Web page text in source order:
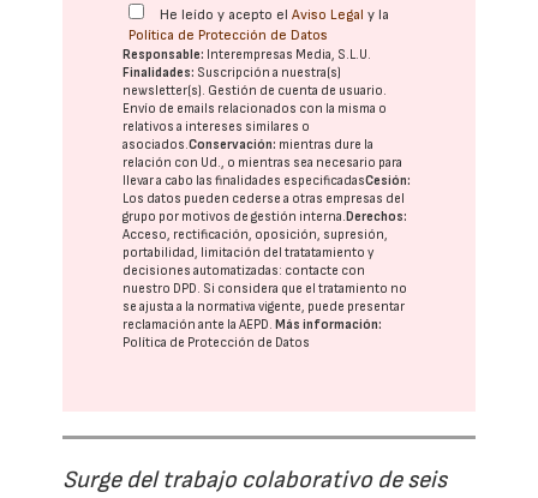
He leído y acepto elAviso Legal y la
Política de Protección de Datos
Responsable: Interempresas Media, S.L.U.
Finalidades: Suscripción a nuestra(s)
newsletter(s). Gestión de cuenta de usuario.
Envío de emails relacionados con la misma o
relativos a intereses similares o
asociados.Conservación: mientras dure la
relación con Ud., o mientras sea necesario para
llevar a cabo las finalidades especificadasCesión:
Los datos pueden cederse a otras empresas del
grupo por motivos de gestión interna. Derechos:
Acceso, rectificación, oposición, supresión,
portabilidad, limitación del tratatamiento y
decisiones automatizadas: contacte con
nuestro DPD. Si considera que el tratamiento no
se ajusta a la normativa vigente, puede presentar
reclamación ante laAEPD. Más información:
Política de Protección de Datos
Surge del trabajo colaborativo de seis